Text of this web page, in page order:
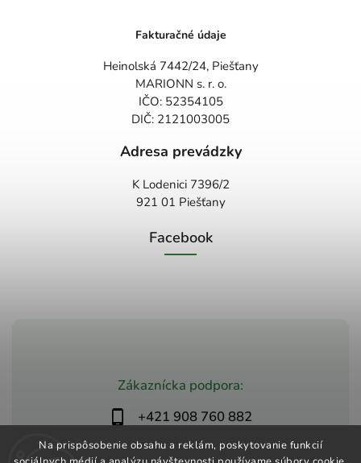
Na prispôsobenie obsahu a reklám, poskytovanie funkcií
Zákaznícka podpora:
+421 908 760 882
obchod@zdravio.sk
Fakturačné údaje
Heinolská 7442/24, Piešťany
MARIONN s. r. o.
IČO: 52354105
DIČ: 2121003005
Adresa prevádzky
K Lodenici 7396/2
921 01 Piešťany
Facebook